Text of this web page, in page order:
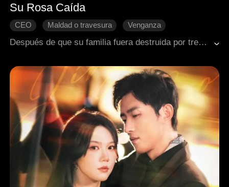
Su Rosa Caída
CEO Maldad o travesura
Venganza
Peleas familiares
Romance moderno
Después de que su familia fuera destruida por tres herederos privilegiados, Thea traza un plan de venganza. Su objetivo es Rory, un hombre poderoso a quien debe seducir para usarlo. Thea finge ser una mujer frágil para acercarse a él, pero su calculado plan se complica cuando, inesperadamente, se enamora de verdad de su objetivo.